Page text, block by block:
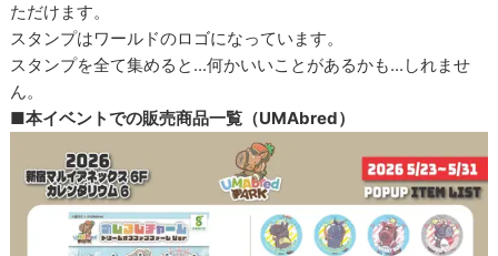
ただけます。
スタンプはワールドのロゴになっています。
スタンプを全て集めると...何かいいことがあるかも...しれませ
ん。
■本イベントでの販売商品一覧（UMAbred）